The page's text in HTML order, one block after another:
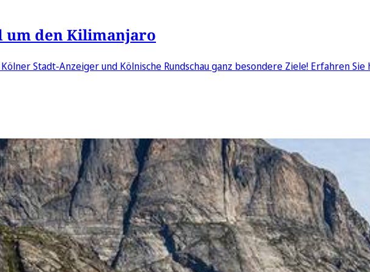
um den Kilimanjaro
Stadt-Anzeiger und Kölnische Rundschau ganz besondere Ziele! Erfahren